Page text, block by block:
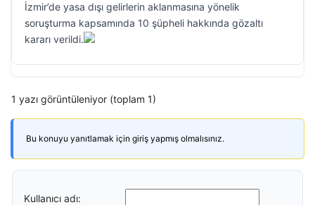
İzmir’de yasa dışı gelirlerin aklanmasına yönelik
soruşturma kapsamında 10 şüpheli hakkında gözaltı
kararı verildi.
1 yazı görüntüleniyor (toplam 1)
Bu konuyu yanıtlamak için giriş yapmış olmalısınız.
Kullanıcı adı: